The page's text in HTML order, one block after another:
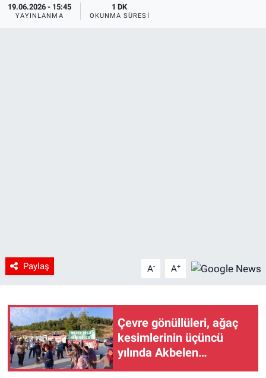
19.06.2026 - 15:45
YAYINLANMA
1 DK
OKUNMA SÜRESI
Paylaş A- A+
Çevre gönüllüleri, ağaç
kesimlerinin üçüncü
yılında Akbelen